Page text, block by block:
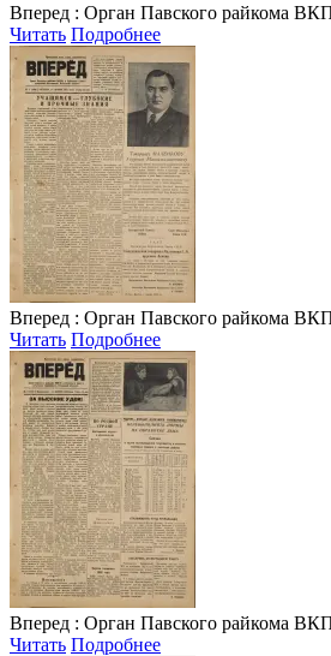
Вперед : Орган Павского райкома
Читать Подробнее
Вперед : Орган Павского райкома
Читать Подробнее
Вперед : Орган Павского райкома
Читать Подробнее